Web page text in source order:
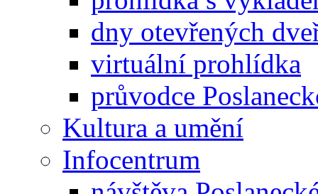
dny otevřených
virtuální prohlídka
průvodce
Kultura a umění
Infocentrum